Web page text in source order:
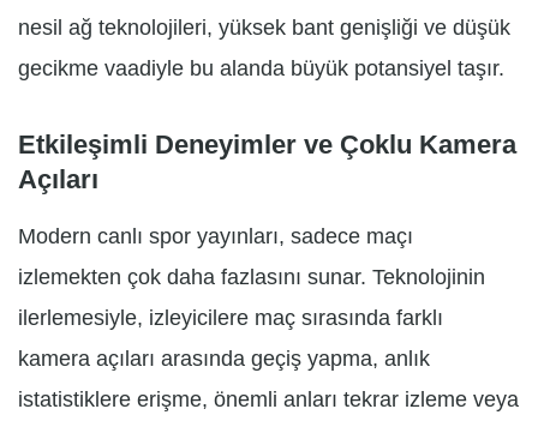
nesil ağ teknolojileri, yüksek bant genişliği ve düşük
gecikme vaadiyle bu alanda büyük potansiyel taşır.
Etkileşimli Deneyimler ve Çoklu Kamera
Açıları
Modern canlı spor yayınları, sadece maçı
izlemekten çok daha fazlasını sunar. Teknolojinin
ilerlemesiyle, izleyicilere maç sırasında farklı
kamera açıları arasında geçiş yapma, anlık
istatistiklere erişme, önemli anları tekrar izleme veya